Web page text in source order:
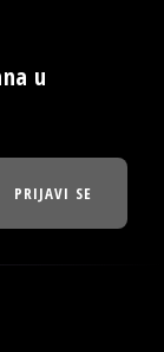
u
PRIJAVI SE